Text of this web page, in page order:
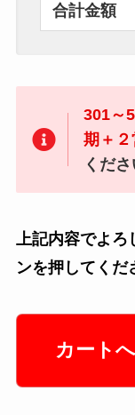
合計金額
301～
期＋２
くださ
上記内容でよろ
ンを押してくだ